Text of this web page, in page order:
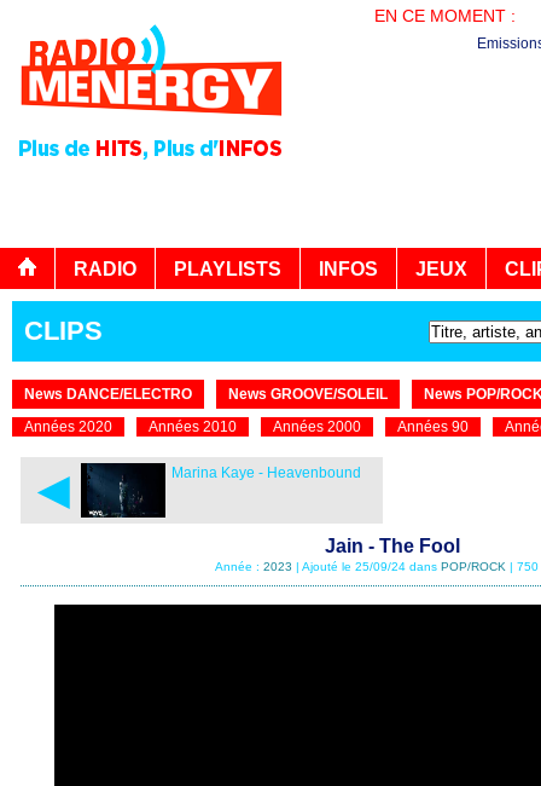
EN CE MOMENT :
RADIO PLAYLISTS INFOS JEUX
CLIPS
News DANCE/ELECTRO News GROOVE/SOLEIL
News POP/
Années 2020
Années 2010 Années 2000 Années 90
◄ Marina Kaye - Heavenbound
Jain - The Fool
Année : 2023 | Ajouté le 25/09/24 dans POP/ROCK | 750